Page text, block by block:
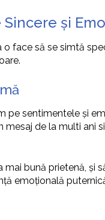
Sincere și
face să se simtă
sentimentele și
de la multi ani
bună prietenă, și
emoțională